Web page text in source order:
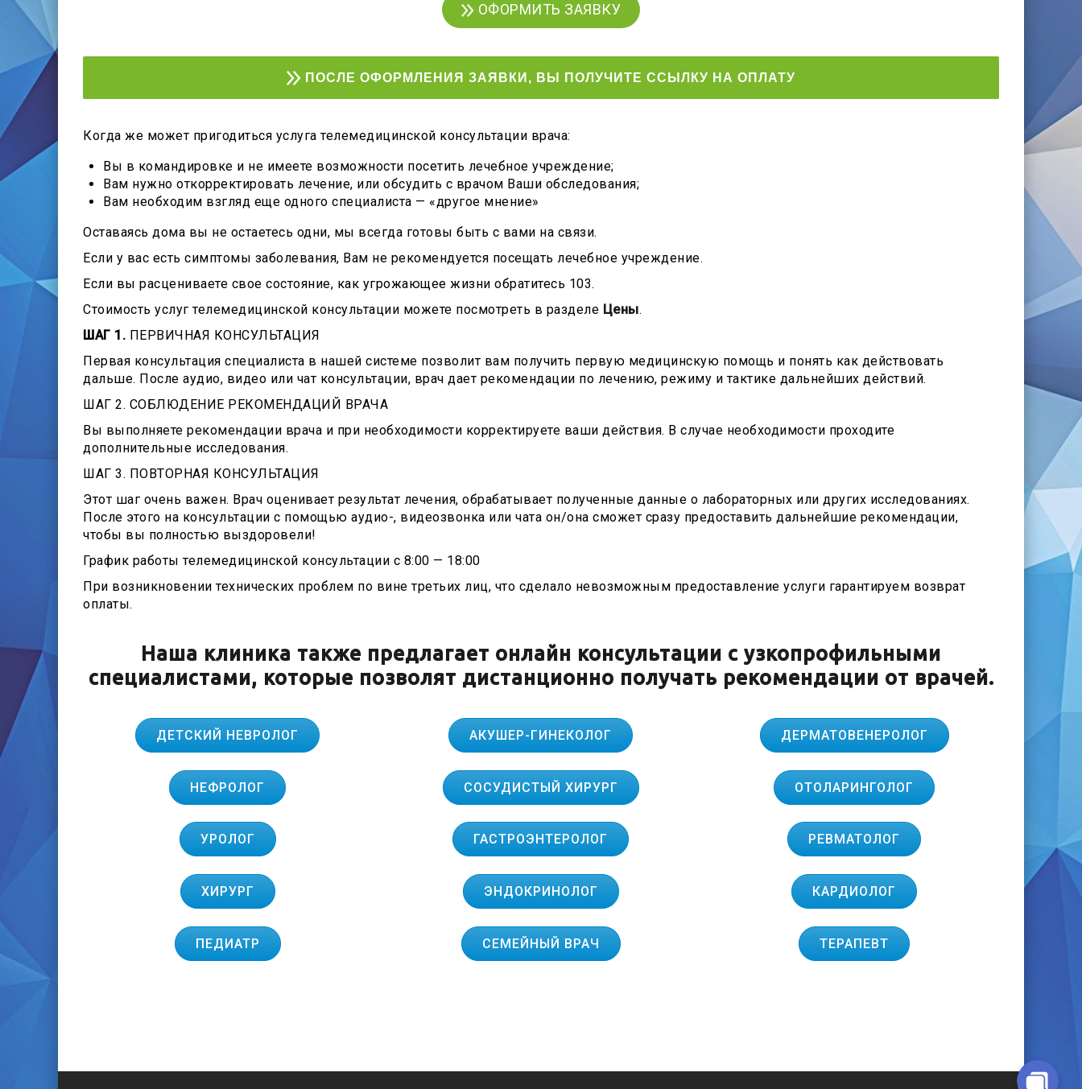
ОФОРМИТЬ ЗАЯВКУ
ПОСЛЕ ОФОРМЛЕНИЯ ЗАЯВКИ, ВЫ ПОЛУЧИТЕ ССЫЛКУ НА ОПЛАТУ
Когда же может пригодиться услуга телемедицинской консультации врача:
Вы в командировке и не имеете возможности посетить лечебное учреждение;
Вам нужно откорректировать лечение, или обсудить с врачом Ваши обследования;
Вам необходим взгляд еще одного специалиста — «другое мнение»
Оставаясь дома вы не остаетесь одни, мы всегда готовы быть с вами на связи.
Если у вас есть симптомы заболевания, Вам не рекомендуется посещать лечебное учреждение.
Если вы расцениваете свое состояние, как угрожающее жизни обратитесь 103.
Стоимость услуг телемедицинской консультации можете посмотреть в разделе Цены.
ШАГ 1. ПЕРВИЧНАЯ КОНСУЛЬТАЦИЯ
Первая консультация специалиста в нашей системе позволит вам получить первую медицинскую помощь и понять как действовать
дальше. После аудио, видео или чат консультации, врач дает рекомендации по лечению, режиму и тактике дальнейших действий.
ШАГ 2. СОБЛЮДЕНИЕ РЕКОМЕНДАЦИЙ ВРАЧА
Вы выполняете рекомендации врача и при необходимости корректируете ваши действия. В случае необходимости проходите
дополнительные исследования.
ШАГ 3. ПОВТОРНАЯ КОНСУЛЬТАЦИЯ
Этот шаг очень важен. Врач оценивает результат лечения, обрабатывает полученные данные о лабораторных или других исследованиях.
После этого на консультации с помощью аудио-, видеозвонка или чата он/она сможет сразу предоставить дальнейшие рекомендации,
чтобы вы полностью выздоровели!
График работы телемедицинской консультации с 8:00 — 18:00
При возникновении технических проблем по вине третьих лиц, что сделало невозможным предоставление услуги гарантируем возврат
оплаты.
Наша клиника также предлагает онлайн консультации с узкопрофильными
специалистами, которые позволят дистанционно получать рекомендации от врачей.
ДЕТСКИЙ НЕВРОЛОГ АКУШЕР-ГИНЕКОЛОГ ДЕРМАТОВЕНЕРОЛОГ
НЕФРОЛОГ СОСУДИСТЫЙ ХИРУРГ ОТОЛАРИНГОЛОГ
УРОЛОГ ГАСТРОЭНТЕРОЛОГ РЕВМАТОЛОГ
ХИРУРГ ЭНДОКРИНОЛОГ КАРДИОЛОГ
ПЕДИАТР СЕМЕЙНЫЙ ВРАЧ ТЕРАПЕВТ
Telegram-бот для запису